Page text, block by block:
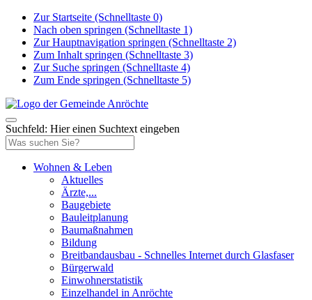
Zur Startseite (Schnelltaste 0)
Nach oben springen (Schnelltaste 1)
Zur Hauptnavigation springen (Schnelltaste 2)
Zum Inhalt springen (Schnelltaste 3)
Zur Suche springen (Schnelltaste 4)
Zum Ende springen (Schnelltaste 5)
Suchfeld: Hier einen Suchtext eingeben
Wohnen & Leben
Aktuelles
Ärzte,...
Baugebiete
Bauleitplanung
Baumaßnahmen
Bildung
Breitbandausbau - Schnelles Internet durch Glasfaser
Bürgerwald
Einwohnerstatistik
Einzelhandel in Anröchte